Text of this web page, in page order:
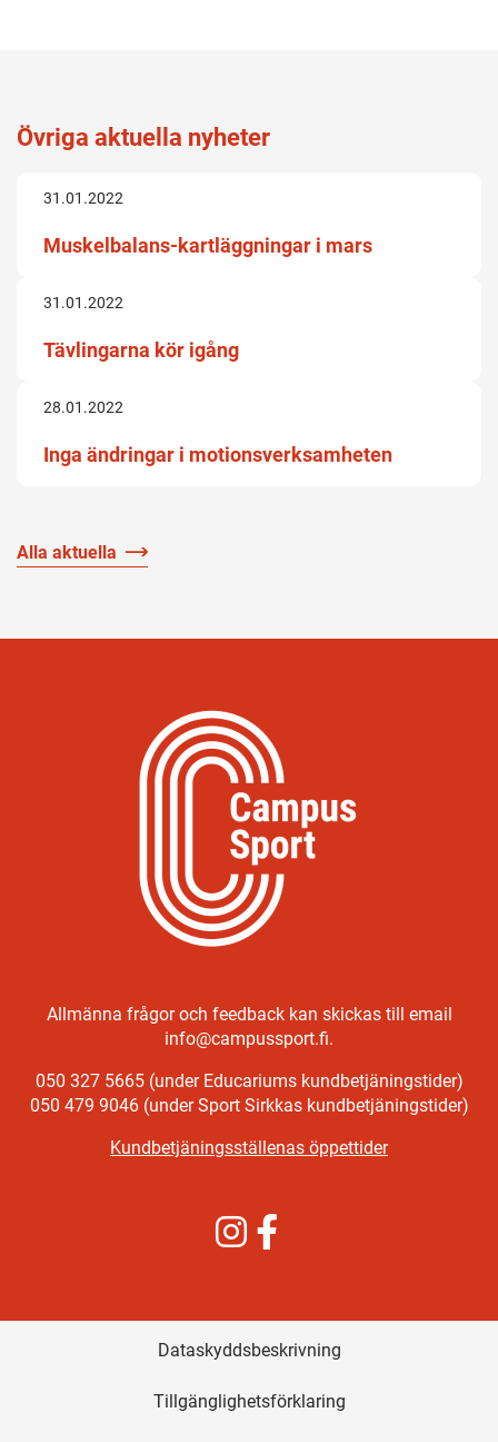
Övriga aktuella nyheter
31.01.2022
Muskelbalans-kartläggningar i mars
31.01.2022
Tävlingarna kör igång
28.01.2022
Inga ändringar i motionsverksamheten
Alla aktuella
Allmänna frågor och feedback kan skickas till email
info@campussport.fi.
050 327 5665 (under Educariums kundbetjäningstider)
050 479 9046 (under Sport Sirkkas kundbetjäningstider)
Kundbetjäningsställenas öppettider
Instagram
Dataskyddsbeskrivning
Tillgänglighetsförklaring